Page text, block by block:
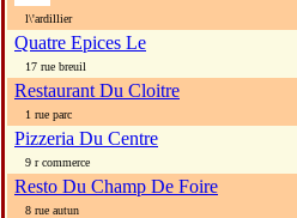
l\'ardillier
Quatre Epices Le
17 rue breuil
Restaurant Du Cloitre
1 rue parc
Pizzeria Du Centre
9 r commerce
Resto Du Champ De Foire
8 rue autun